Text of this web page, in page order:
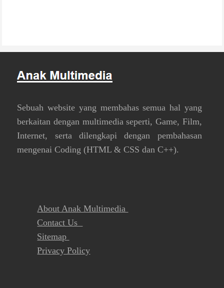
Sebuah website yang membahas semua hal yang
berkaitan dengan multimedia seperti, Game, Film,
Internet, serta dilengkapi dengan pembahasan
mengenai Coding (HTML & CSS dan C++).
About Anak Multimedia
Contact Us
Sitemap
Privacy Policy